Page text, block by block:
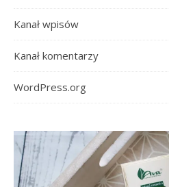
Kanał wpisów
Kanał komentarzy
WordPress.org